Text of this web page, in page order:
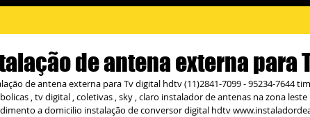
de antena externa para
de antena externa para Tv digital hdtv (11)2841-7099 - 95234-7644
, tv digital , coletivas , sky , claro instalador de antenas na zona
a domicilio instalação de conversor digital hdtv